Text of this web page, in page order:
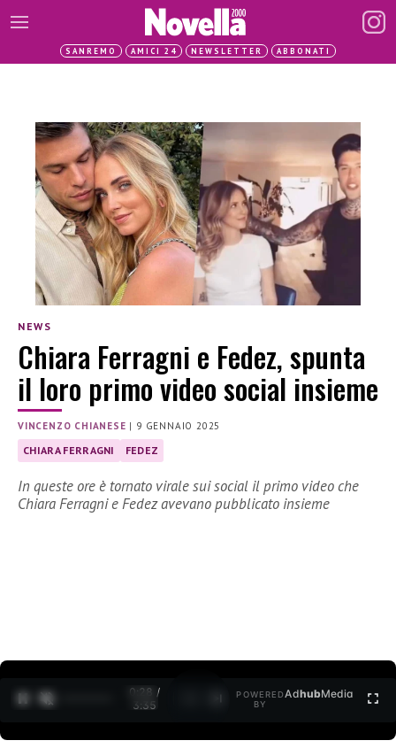
SANREMO AMICI 24 NEWSLETTER ABBONATI
NEWS
Chiara Ferragni e Fedez, spunta
il loro primo video social insieme
VINCENZO CHIANESE | 9 GENNAIO 2025
CHIARA FERRAGNI FEDEZ
In queste ore è tornato virale sui social il primo video che
Chiara Ferragni e Fedez avevano pubblicato insieme
0:29 /
3:35
POWERED
BY
AdhubMedia